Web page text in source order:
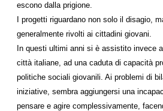
escono dalla prigione.
I progetti riguardano non solo il disagio,
generalmente rivolti ai cittadini giovani.
In questi ultimi anni si è assistito invece
città italiane, ad una caduta di capacità
politiche sociali giovanili. Ai problemi di
iniziative, sembra aggiungersi una
pensare e agire complessivamente,